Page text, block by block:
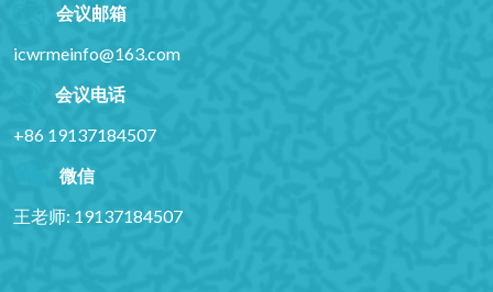
会议邮箱
icwrmeinfo@163.com
会议电话
+86 19137184507
微信
王老师: 19137184507